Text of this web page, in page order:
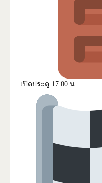
เปิดประตู 17:00 น.